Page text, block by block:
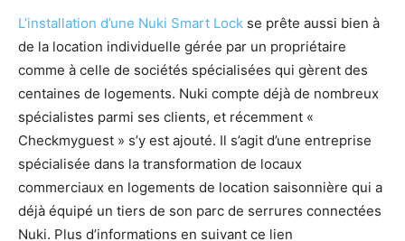
L’installation d’une Nuki Smart Lock se prête aussi bien à
de la location individuelle gérée par un propriétaire
comme à celle de sociétés spécialisées qui gèrent des
centaines de logements. Nuki compte déjà de nombreux
spécialistes parmi ses clients, et récemment «
Checkmyguest » s’y est ajouté. Il s’agit d’une entreprise
spécialisée dans la transformation de locaux
commerciaux en logements de location saisonnière qui a
déjà équipé un tiers de son parc de serrures connectées
Nuki. Plus d’informations en suivant ce lien